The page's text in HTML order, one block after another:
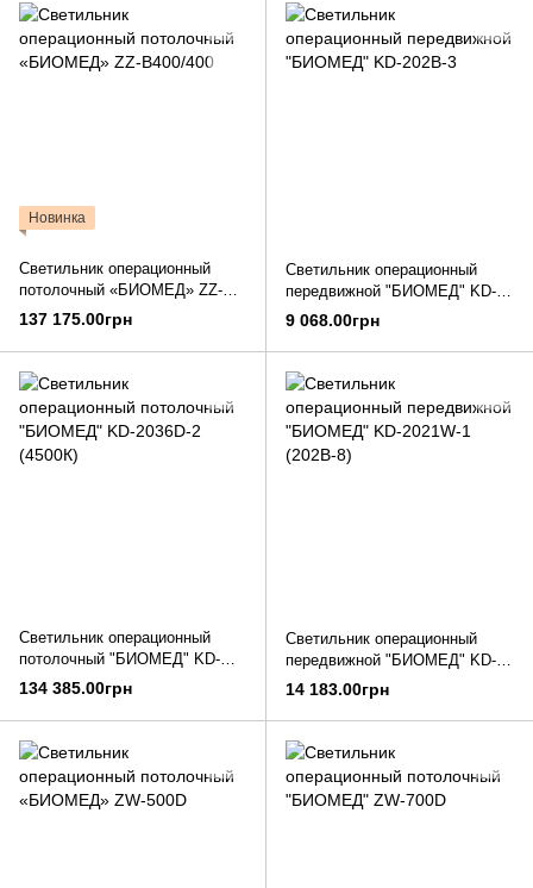
Новинка
Светильник операционный
потолочный «БИОМЕД» ZZ-
B400/400
137 175.00грн
Светильник операционный
передвижной "БИОМЕД" KD-
202B-3
9 068.00грн
Светильник операционный
потолочный "БИОМЕД" KD-
2036D-2 (4500К)
134 385.00грн
Светильник операционный
передвижной "БИОМЕД" KD-
2021W-1 (202B-8)
14 183.00грн